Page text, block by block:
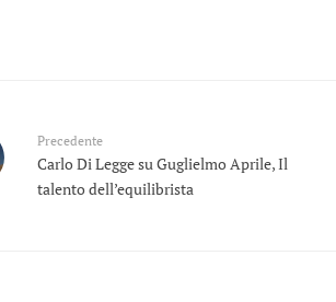
Precedente
Carlo Di Legge su Guglielmo Aprile, Il
talento dell’equilibrista